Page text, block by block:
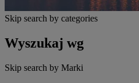
Skip search by categories
Wyszukaj wg
Skip search by Marki